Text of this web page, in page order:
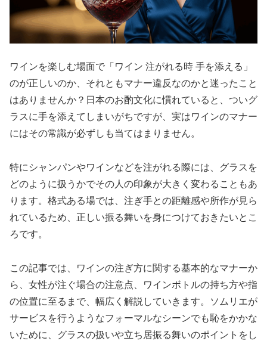
ワインを楽しむ場面で「ワイン 注がれる時 手を添える」
のが正しいのか、それともマナー違反なのかと迷ったこと
はありませんか？日本のお酌文化に慣れていると、ついグ
ラスに手を添えてしまいがちですが、実はワインのマナー
にはその常識が必ずしも当てはまりません。
特にシャンパンやワインなどを注がれる際には、グラスを
どのように扱うかでその人の印象が大きく変わることもあ
ります。格式ある場では、注ぎ手との距離感や所作が見ら
れているため、正しい振る舞いを身につけておきたいとこ
ろです。
この記事では、ワインの注ぎ方に関する基本的なマナーか
ら、女性が注ぐ場合の注意点、ワインボトルの持ち方や指
の位置に至るまで、幅広く解説していきます。ソムリエが
サービスを行うようなフォーマルなシーンでも恥をかかな
いために、グラスの扱いや立ち居振る舞いのポイントをし